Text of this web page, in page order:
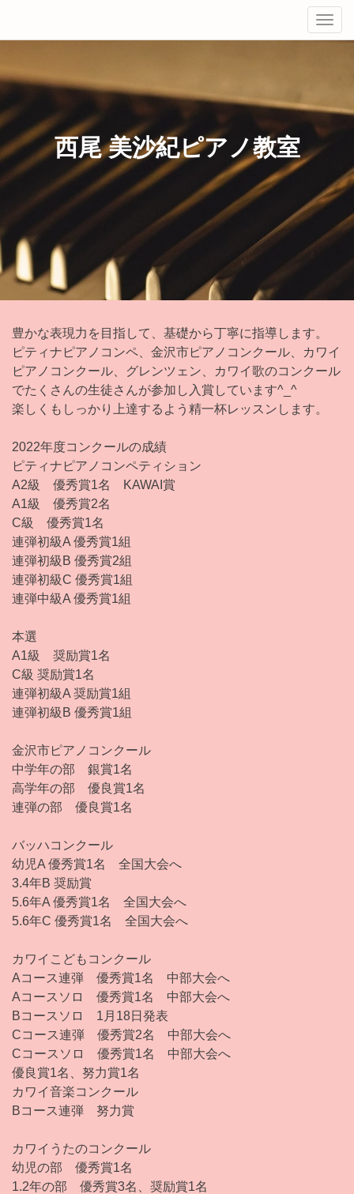
西尾 美沙紀ピアノ教室
豊かな表現力を目指して、基礎から丁寧に指導します。
ピティナピアノコンペ、金沢市ピアノコンクール、カワイ
ピアノコンクール、グレンツェン、カワイ歌のコンクール
でたくさんの生徒さんが参加し入賞しています^_^
楽しくもしっかり上達するよう精一杯レッスンします。
2022年度コンクールの成績
ピティナピアノコンペティション
A2級 優秀賞1名 KAWAI賞
A1級 優秀賞2名
C級 優秀賞1名
連弾初級A 優秀賞1組
連弾初級B 優秀賞2組
連弾初級C 優秀賞1組
連弾中級A 優秀賞1組
本選
A1級 奨励賞1名
C級 奨励賞1名
連弾初級A 奨励賞1組
連弾初級B 優秀賞1組
金沢市ピアノコンクール
中学年の部 銀賞1名
高学年の部 優良賞1名
連弾の部 優良賞1名
バッハコンクール
幼児A 優秀賞1名 全国大会へ
3.4年B 奨励賞
5.6年A 優秀賞1名 全国大会へ
5.6年C 優秀賞1名 全国大会へ
カワイこどもコンクール
Aコース連弾 優秀賞1名 中部大会へ
Aコースソロ 優秀賞1名 中部大会へ
Bコースソロ 1月18日発表
Cコース連弾 優秀賞2名 中部大会へ
Cコースソロ 優秀賞1名 中部大会へ
優良賞1名、努力賞1名
カワイ音楽コンクール
Bコース連弾 努力賞
カワイうたのコンクール
幼児の部 優秀賞1名
1.2年の部 優秀賞3名、奨励賞1名